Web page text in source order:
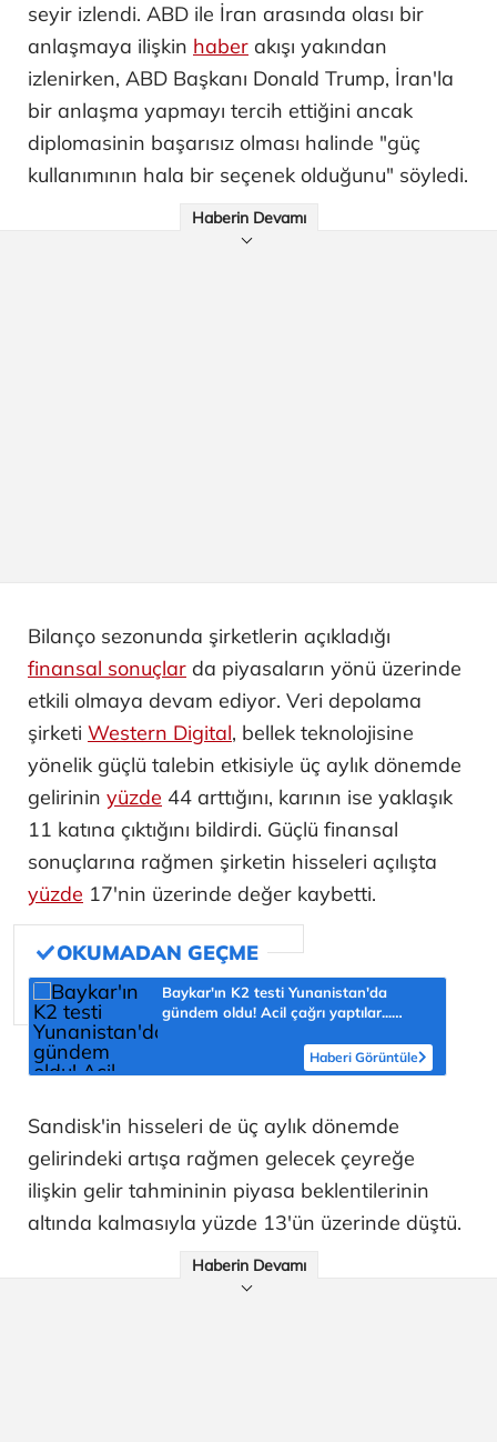
seyir izlendi. ABD ile İran arasında olası bir
anlaşmaya ilişkin haber akışı yakından
izlenirken, ABD Başkanı Donald Trump, İran'la
bir anlaşma yapmayı tercih ettiğini ancak
diplomasinin başarısız olması halinde "güç
kullanımının hala bir seçenek olduğunu" söyledi.
Haberin Devamı
Bilanço sezonunda şirketlerin açıkladığı
finansal sonuçlar da piyasaların yönü üzerinde
etkili olmaya devam ediyor. Veri depolama
şirketi Western Digital, bellek teknolojisine
yönelik güçlü talebin etkisiyle üç aylık dönemde
gelirinin yüzde 44 arttığını, karının ise yaklaşık
11 katına çıktığını bildirdi. Güçlü finansal
sonuçlarına rağmen şirketin hisseleri açılışta
yüzde 17'nin üzerinde değer kaybetti.
Baykar'ın K2 testi Yunanistan'da
gündem oldu! Acil çağrı yaptılar...
Haberi Görüntüle
Sandisk'in hisseleri de üç aylık dönemde
gelirindeki artışa rağmen gelecek çeyreğe
ilişkin gelir tahmininin piyasa beklentilerinin
altında kalmasıyla yüzde 13'ün üzerinde düştü.
Haberin Devamı